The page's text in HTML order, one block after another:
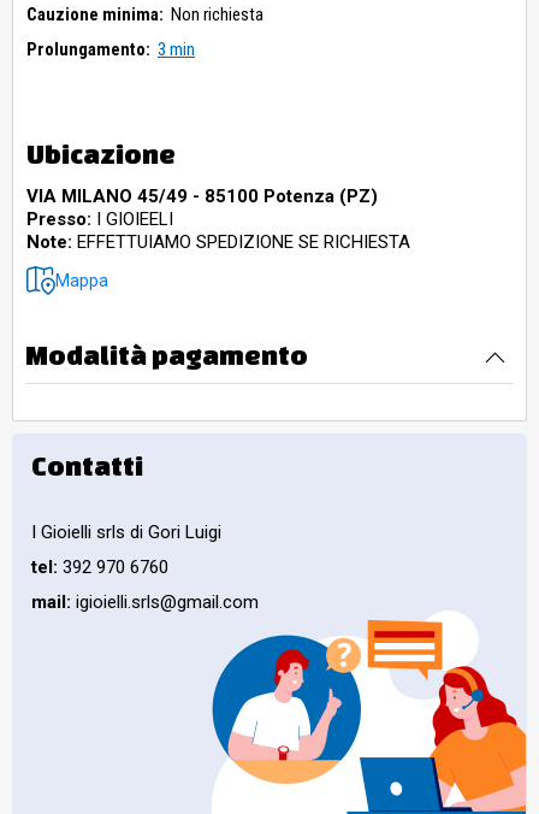
Cauzione minima: Non richiesta
Prolungamento: 3 min
Ubicazione
VIA MILANO 45/49 - 85100 Potenza (PZ)
Presso: I GIOIEELI
Note: EFFETTUIAMO SPEDIZIONE SE RICHIESTA
Mappa
Modalità pagamento
Contatti
I Gioielli srls di Gori Luigi
tel: 392 970 6760
mail: igioielli.srls@gmail.com